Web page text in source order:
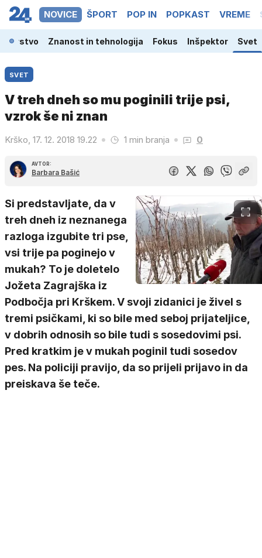
NOVICE ŠPORT POP IN POPKAST VREME
Znanost in tehnologija Fokus Inšpektor Svet
SVET
V treh dneh so mu poginili trije psi,
vzrok še ni znan
Krško, 17. 12. 2018 19.22 1 min branja 0
AVTOR:
Barbara Bašić
Si predstavljate, da v
treh dneh iz neznanega
razloga izgubite tri pse,
vsi trije pa poginejo v
mukah? To je doletelo
Jožeta Zagrajška iz
Podbočja pri Krškem. V svoji zidanici je živel s
tremi psičkami, ki so bile med seboj prijateljice,
v dobrih odnosih so bile tudi s sosedovimi psi.
Pred kratkim je v mukah poginil tudi sosedov
pes. Na policiji pravijo, da so prijeli prijavo in da
preiskava še teče.